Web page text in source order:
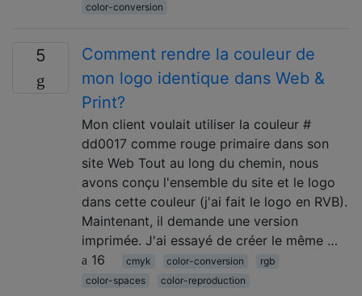
color-conversion
5
Comment rendre la couleur de
mon logo identique dans Web &
Print?
Mon client voulait utiliser la couleur #
dd0017 comme rouge primaire dans son
site Web Tout au long du chemin, nous
avons conçu l'ensemble du site et le logo
dans cette couleur (j'ai fait le logo en RVB).
Maintenant, il demande une version
imprimée. J'ai essayé de créer le même …
16
cmyk color-conversion
rgb
color-spaces
color-reproduction